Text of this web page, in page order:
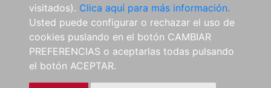
visitados). Clica aquí para más información.
Usted puede configurar o rechazar el uso de
cookies puslando en el botón CAMBIAR
PREFERENCIAS o aceptarlas todas pulsando
el botón ACEPTAR.